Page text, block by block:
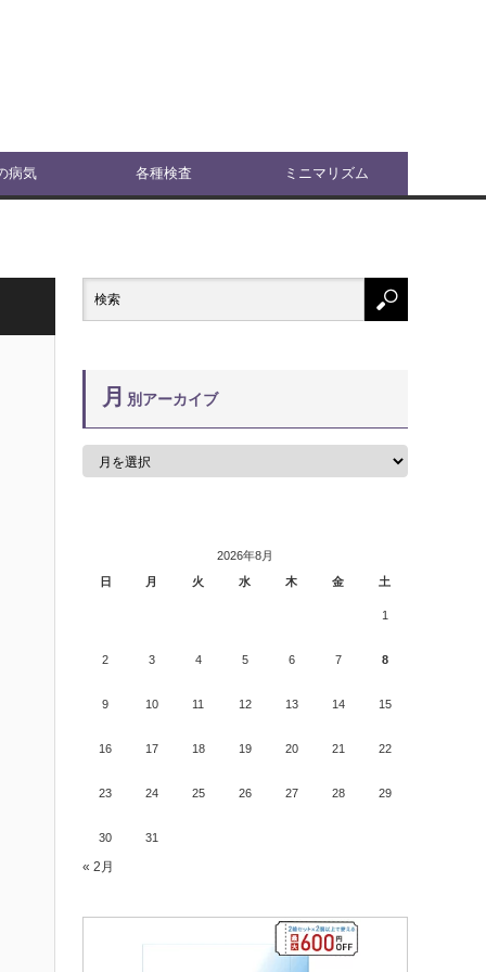
病気 各種検査 ミニマリズム
月 別アーカイブ
2026年8月
日
月 火 水 木 金 土
1
2 3 4 5 6 7 8
9 10 11 12 13 14 15
16 17 18 19 20 21 22
23 24 25 26 27 28 29
30 31
« 2月